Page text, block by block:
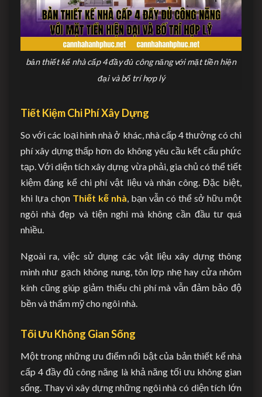
bản thiết kế nhà cấp 4 đầy đủ công năng với mặt tiền hiện
đại và bố trí hợp lý
Tiết Kiệm Chi Phí Xây Dựng
So với các loại hình nhà ở khác, nhà cấp 4 thường có chi
phí xây dựng thấp hơn do không yêu cầu kết cấu phức
tạp. Với diện tích xây dựng vừa phải, gia chủ có thể tiết
kiệm đáng kể chi phí vật liệu và nhân công. Đặc biệt,
khi lựa chọn Thiết kế nhà, bạn vẫn có thể sở hữu một
ngôi nhà đẹp và tiện nghi mà không cần đầu tư quá
nhiều.
Ngoài ra, việc sử dụng các vật liệu xây dựng thông
minh như gạch không nung, tôn lợp nhẹ hay cửa nhôm
kính cũng giúp giảm thiểu chi phí mà vẫn đảm bảo độ
bền và thẩm mỹ cho ngôi nhà.
Tối Ưu Không Gian Sống
Một trong những ưu điểm nổi bật của bản thiết kế nhà
cấp 4 đầy đủ công năng là khả năng tối ưu không gian
sống. Thay vì xây dựng những ngôi nhà có diện tích lớn